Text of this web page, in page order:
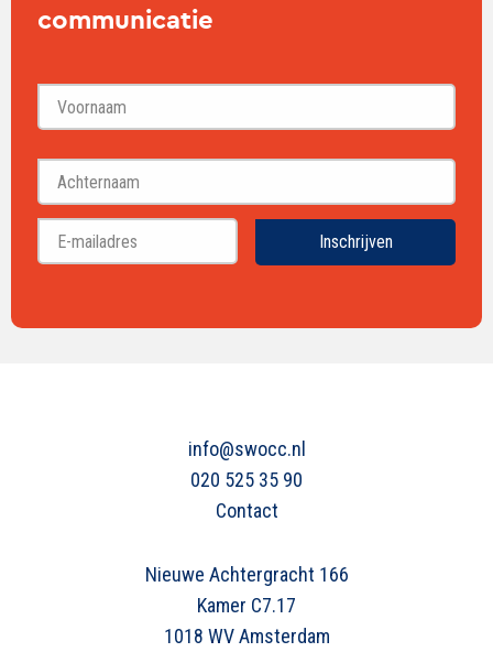
communicatie
Voornaam
Inschrijven
info@swocc.nl
020 525 35 90
Contact
Nieuwe Achtergracht 166
Kamer C7.17
1018 WV Amsterdam